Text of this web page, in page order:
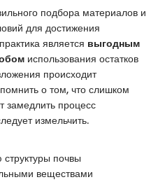
подбора материалов и
для достижения
является выгодным
использования остатков
происходит
о том, что слишком
замедлить процесс
измельчить.
почвы
веществами